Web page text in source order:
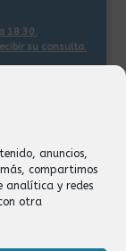
anuncios,
compartimos
analítica y redes
otra
18:30.
su consulta.